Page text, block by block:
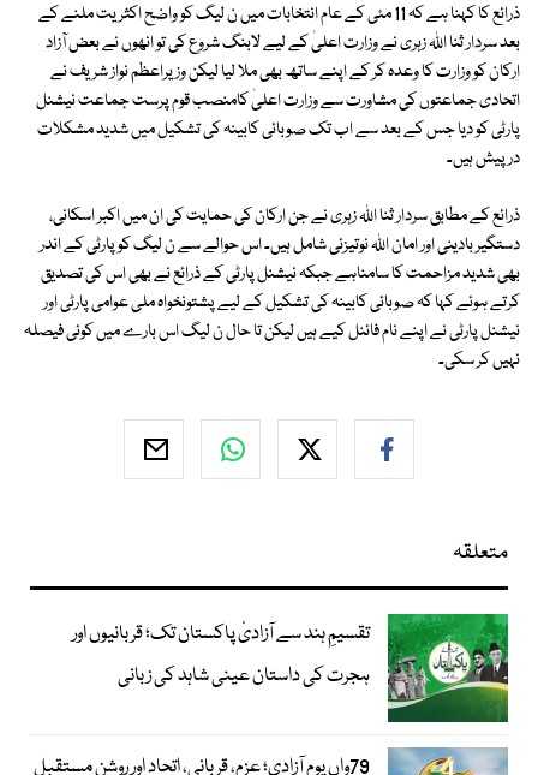
ذرائع کا کہنا ہے کہ 11 مئی کے عام انتخابات میں ن لیگ کو واضح اکثریت ملنے کے
بعد سردار ثنا اللہ زہری نے وزارت اعلیٰ کے لیے لابنگ شروع کی تو انھوں نے بعض آزاد
ارکان کو وزارت کا وعدہ کر کے اپنے ساتھ بھی ملا لیا لیکن وزیراعظم نواز شریف نے
اتحادی جماعتوں کی مشاورت سے وزارت اعلیٰ کامنصب قوم پرست جماعت نیشنل
پارٹی کو دیا جس کے بعد سے اب تک صوبائی کابینہ کی تشکیل میں شدید مشکلات
درپیش ہیں۔
ذرائع کے مطابق سردار ثنا اللہ زہری نے جن ارکان کی حمایت کی ان میں اکبر اسکانی،
دستگیر بادینی اور امان اللہ نوتیزئی شامل ہیں۔ اس حوالے سے ن لیگ کو پارٹی کے اندر
بھی شدید مزاحمت کا سامناہے جبکہ نیشنل پارٹی کے ذرائع نے بھی اس کی تصدیق
کرتے ہوئے کہا کہ صوبائی کابینہ کی تشکیل کے لیے پشتونخواہ ملی عوامی پارٹی اور
نیشنل پارٹی نے اپنے نام فائنل کیے ہیں لیکن تا حال ن لیگ اس بارے میں کوئی فیصلہ
نہیں کر سکی۔
متعلقہ
تقسیمِ ہند سے آزادیٔ پاکستان تک؛ قربانیوں اور
ہجرت کی داستان عینی شاہد کی زبانی
79واں یومِ آزادی؛ عزم، قربانی، اتحاد اور روشن مستقبل